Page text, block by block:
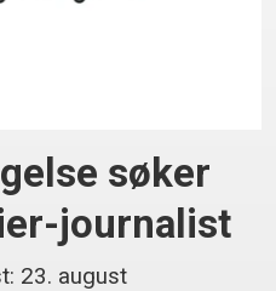
søker
journalist
23. august